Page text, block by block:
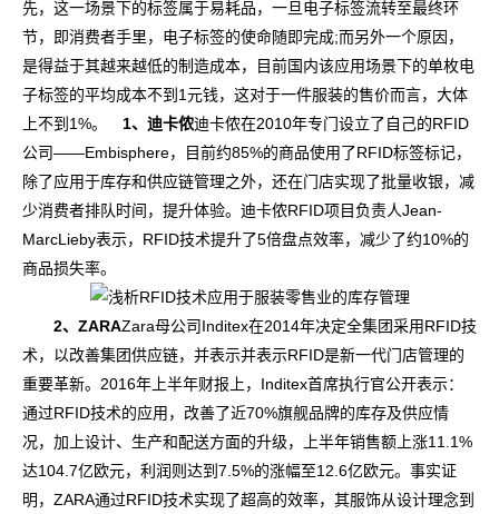
先，这一场景下的标签属于易耗品，一旦电子标签流转至最终环
节，即消费者手里，电子标签的使命随即完成;而另外一个原因，
是得益于其越来越低的制造成本，目前国内该应用场景下的单枚电
子标签的平均成本不到1元钱，这对于一件服装的售价而言，大体
上不到1%。
1、迪卡侬迪卡侬在2010年专门设立了自己的RFID
公司——Embisphere，目前约85%的商品使用了RFID标签标记，
除了应用于库存和供应链管理之外，还在门店实现了批量收银，减
少消费者排队时间，提升体验。迪卡侬RFID项目负责人Jean-
MarcLieby表示，RFID技术提升了5倍盘点效率，减少了约10%的
商品损失率。
2、ZARAZara母公司Inditex在2014年决定全集团采用RFID技
术，以改善集团供应链，并表示并表示RFID是新一代门店管理的
重要革新。2016年上半年财报上，Inditex首席执行官公开表示：
通过RFID技术的应用，改善了近70%旗舰品牌的库存及供应情
况，加上设计、生产和配送方面的升级，上半年销售额上涨11.1%
达104.7亿欧元，利润则达到7.5%的涨幅至12.6亿欧元。事实证
明，ZARA通过RFID技术实现了超高的效率，其服饰从设计理念到